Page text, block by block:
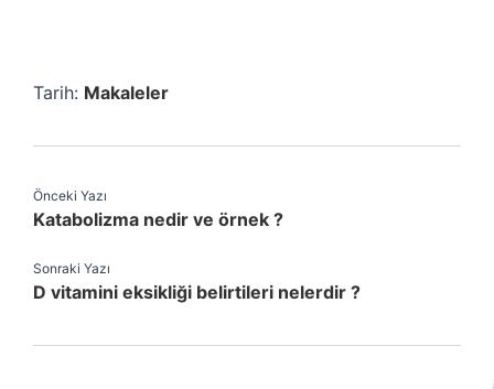
Tarih: Makaleler
Önceki Yazı
Katabolizma nedir ve örnek ?
Sonraki Yazı
D vitamini eksikliği belirtileri nelerdir ?